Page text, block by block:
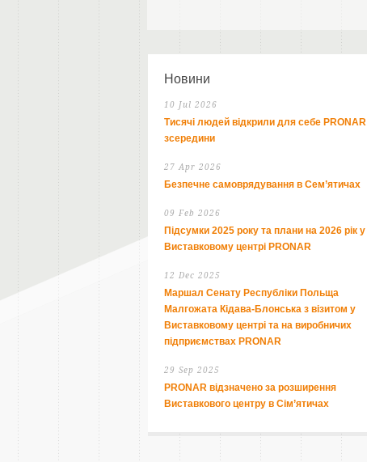
Новини
10 Jul 2026
Тисячі людей відкрили для себе PRONAR
зсередини
27 Apr 2026
Безпечне самоврядування в Сем’ятичах
09 Feb 2026
Підсумки 2025 року та плани на 2026 рік у
Виставковому центрі PRONAR
12 Dec 2025
Маршал Сенату Республіки Польща
Малгожата Кідава-Блонська з візитом у
Виставковому центрі та на виробничих
підприємствах PRONAR
29 Sep 2025
PRONAR відзначено за розширення
Виставкового центру в Сім’ятичах